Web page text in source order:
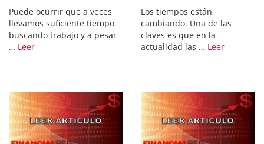
Puede ocurrir que a veces
llevamos suficiente tiempo
buscando trabajo y a pesar
… Leer
Los tiempos están
cambiando. Una de las
claves es que en la
actualidad las … Leer